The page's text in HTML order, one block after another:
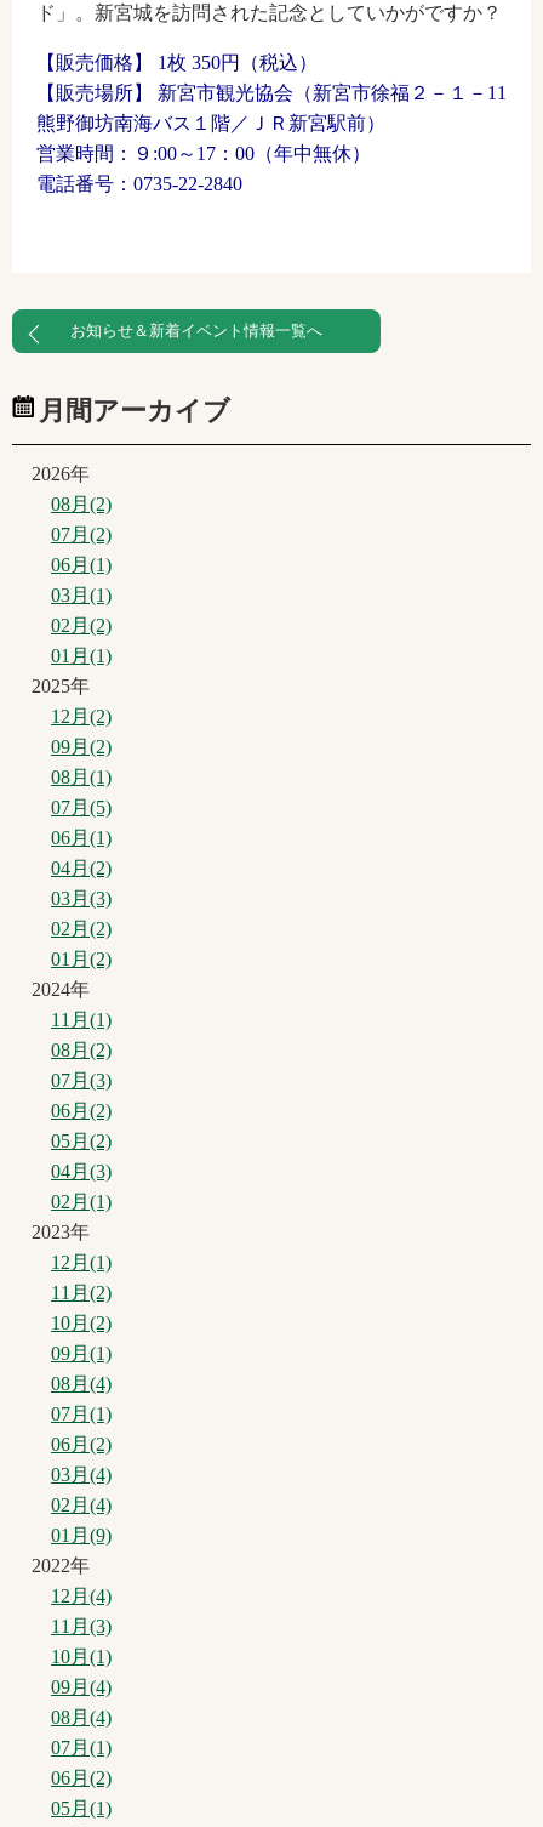
ド」。新宮城を訪問された記念としていかがですか？
【販売価格】 1枚 350円（税込）
【販売場所】 新宮市観光協会（新宮市徐福２－１－11
熊野御坊南海バス１階／ＪＲ新宮駅前）
営業時間：９:00～17：00（年中無休）
電話番号：0735-22-2840
お知らせ＆新着イベント情報一覧へ
月間アーカイブ
2026年
08月(2)
07月(2)
06月(1)
03月(1)
02月(2)
01月(1)
2025年
12月(2)
09月(2)
08月(1)
07月(5)
06月(1)
04月(2)
03月(3)
02月(2)
01月(2)
2024年
11月(1)
08月(2)
07月(3)
06月(2)
05月(2)
04月(3)
02月(1)
2023年
12月(1)
11月(2)
10月(2)
09月(1)
08月(4)
07月(1)
06月(2)
03月(4)
02月(4)
01月(9)
2022年
12月(4)
11月(3)
10月(1)
09月(4)
08月(4)
07月(1)
06月(2)
05月(1)